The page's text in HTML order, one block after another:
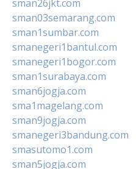
sman26jkt.com
sman03semarang.com
sman1sumbar.com
smanegeri1bantul.com
smanegeri1bogor.com
sman1surabaya.com
sman6jogja.com
sma1magelang.com
sman9jogja.com
smanegeri3bandung.com
smasutomo1.com
sman5jogja.com